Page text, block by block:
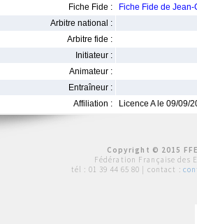
Fiche Fide :
Fiche Fide de
Arbitre national :
Arbitre fide :
Initiateur :
Animateur :
Entraîneur :
Affiliation :
Licence A le 09/09/
Copyright © 2015
Fédération Française des
tél : 01 39 44 65 80 | contact :